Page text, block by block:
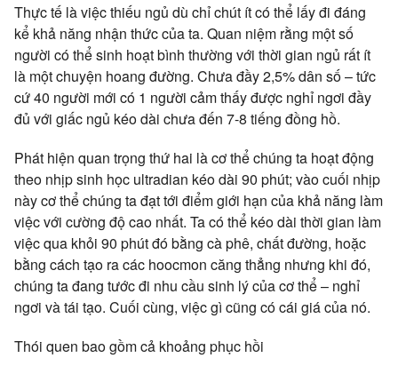
Thực tế là việc thiếu ngủ dù chỉ chút ít có thể lấy đi đáng
kể khả năng nhận thức của ta. Quan niệm rằng một số
người có thể sinh hoạt bình thường với thời gian ngủ rất ít
là một chuyện hoang đường. Chưa đầy 2,5% dân số – tức
cứ 40 người mới có 1 người cảm thấy được nghỉ ngơi đầy
đủ với giấc ngủ kéo dài chưa đến 7-8 tiếng đồng hồ.
Phát hiện quan trọng thứ hai là cơ thể chúng ta hoạt động
theo nhịp sinh học ultradian kéo dài 90 phút; vào cuối nhịp
này cơ thể chúng ta đạt tới điểm giới hạn của khả năng làm
việc với cường độ cao nhất. Ta có thể kéo dài thời gian làm
việc qua khỏi 90 phút đó bằng cà phê, chất đường, hoặc
bằng cách tạo ra các hoocmon căng thẳng nhưng khi đó,
chúng ta đang tước đi nhu cầu sinh lý của cơ thể – nghỉ
ngơi và tái tạo. Cuối cùng, việc gì cũng có cái giá của nó.
Thói quen bao gồm cả khoảng phục hồi